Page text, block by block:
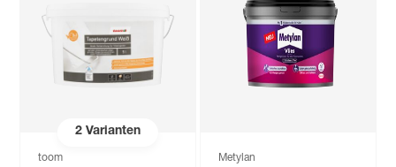
2Varianten
toom Metylan